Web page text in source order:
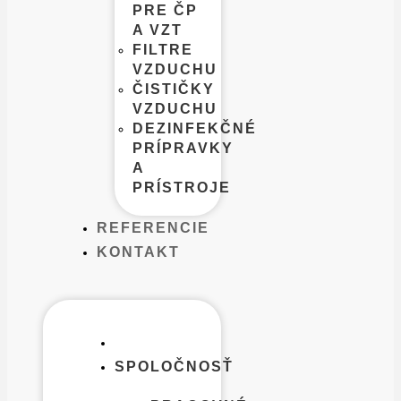
PRE ČP
A VZT
FILTRE
VZDUCHU
ČISTIČKY
VZDUCHU
DEZINFEKČNÉ
PRÍPRAVKY
A
PRÍSTROJE
REFERENCIE
KONTAKT
SPOLOČNOSŤ